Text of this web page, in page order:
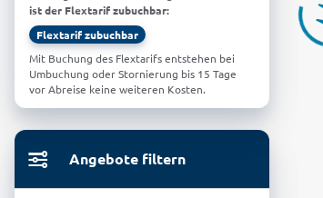
ist der Flextarif zubuchbar:
Flextarif zubuchbar
Mit Buchung des Flextarifs entstehen bei
Umbuchung oder Stornierung bis 15 Tage
vor Abreise keine weiteren Kosten.
Angebote filtern